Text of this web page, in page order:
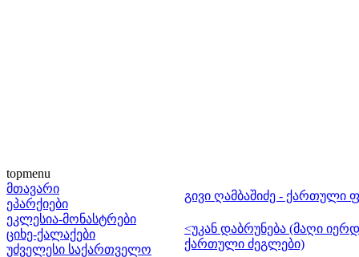
topmenu
მთავარი
ეპარქიები
ეკლესია-მონასტრები
ციხე-ქალაქები
უძველესი საქართველო
გივი ღამბაშიძე - ქართული
<უკან დაბრუნება (მაღი
ქართული ძეგლები)